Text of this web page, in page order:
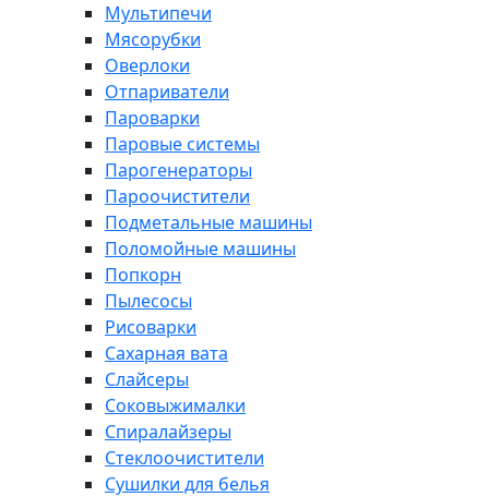
Мультипечи
Мясорубки
Оверлоки
Отпариватели
Пароварки
Паровые системы
Парогенераторы
Пароочистители
Подметальные машины
Поломойные машины
Попкорн
Пылесосы
Рисоварки
Сахарная вата
Слайсеры
Соковыжималки
Спиралайзеры
Стеклоочистители
Сушилки для белья